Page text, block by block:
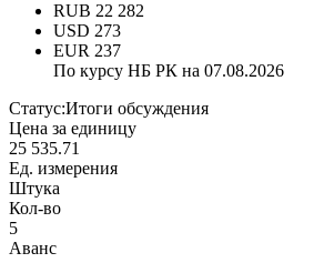
RUB 22 282
USD 273
EUR 237
По курсу НБ РК на 07.08.2026
Статус:Итоги обсуждения
Цена за единицу
25 535.71
Ед. измерения
Штука
Кол-во
5
Аванс